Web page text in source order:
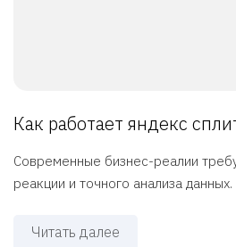
Как работает яндекс
Современные бизнес-реалии
реакции и точного анализа
Читать далее